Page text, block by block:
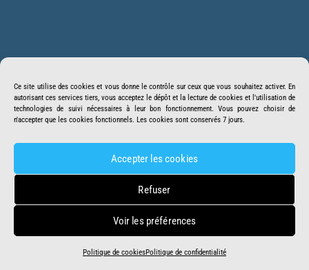
Ce site utilise des cookies et vous donne le contrôle sur ceux que vous souhaitez activer. En
autorisant ces services tiers, vous acceptez le dépôt et la lecture de cookies et l'utilisation de
technologies de suivi nécessaires à leur bon fonctionnement. Vous pouvez choisir de
n'accepter que les cookies fonctionnels. Les cookies sont conservés 7 jours.
Accepter les cookies
Refuser
Voir les préférences
Politique de cookiesPolitique de confidentialité
To
Top
Suivez-nous Facebook Twitter
Youtube Telegram Crowdbunker
Mentions légales
DOSSIER DNC
Faire un Don Contact